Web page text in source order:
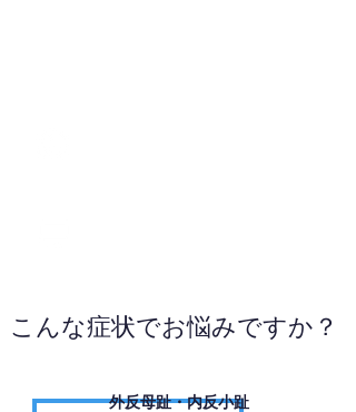
こんな症状でお悩みですか？
外反母趾・内反小趾